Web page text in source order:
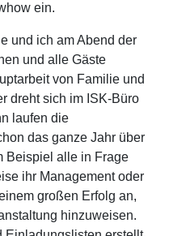
ein.
und ich am Abend der
und alle Gäste
von Familie und
dreht sich im ISK-Büro
laufen die
das ganze Jahr über
Beispiel alle in Frage
ihr Management oder
großen Erfolg an,
hinzuweisen.